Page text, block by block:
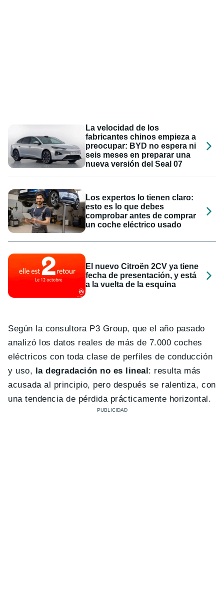
La velocidad de los
fabricantes chinos empieza a
preocupar: BYD no espera ni
seis meses en preparar una
nueva versión del Seal 07
Los expertos lo tienen claro:
esto es lo que debes
comprobar antes de comprar
un coche eléctrico usado
El nuevo Citroën 2CV ya tiene
fecha de presentación, y está
a la vuelta de la esquina
Según la consultora P3 Group, que el año pasado
analizó los datos reales de más de 7.000 coches
eléctricos con toda clase de perfiles de conducción
y uso, la degradación no es lineal: resulta más
acusada al principio, pero después se ralentiza, con
una tendencia de pérdida prácticamente horizontal.